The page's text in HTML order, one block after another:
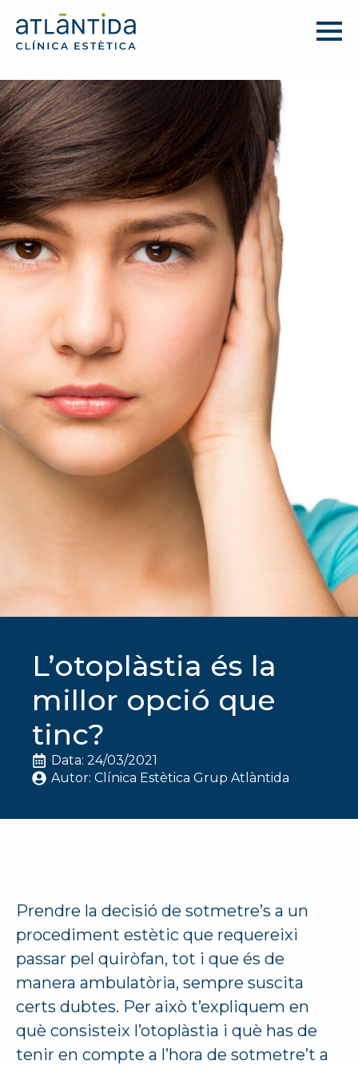
L’otoplàstia és la
millor opció que
tinc?
Data: 24/03/2021
Autor: Clínica Estètica Grup Atlàntida
Prendre la decisió de sotmetre’s a un
procediment estètic que requereixi
passar pel quiròfan, tot i que és de
manera ambulatòria, sempre suscita
certs dubtes. Per això t’expliquem en
què consisteix l’otoplàstia i què has de
tenir en compte a l’hora de sotmetre’t a